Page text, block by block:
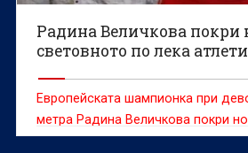
Радина Величкова покри
световното по лека
Европейската шампионка при
метра Радина Величкова покри
на Световното първенство по